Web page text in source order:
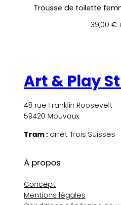
Trousse de toilette
39,00 €
Art & Play
48 rue Franklin Roosevelt
59420 Mouvaux
Tram : arrêt Trois Suisses
À propos
Concept
Mentions légales